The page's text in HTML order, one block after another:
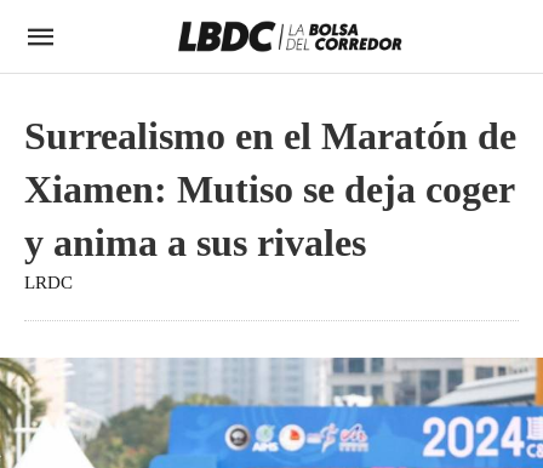
Surrealismo en el Maratón de
Xiamen: Mutiso se deja coger
y anima a sus rivales
LRDC